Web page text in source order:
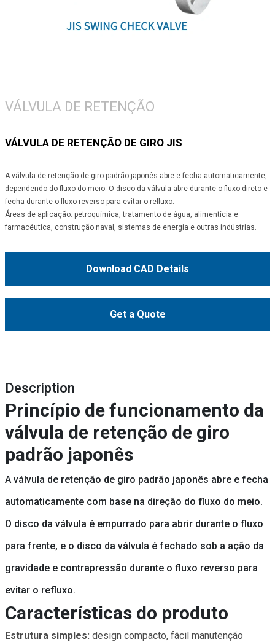
VÁLVULA DE RETENÇÃO
VÁLVULA DE RETENÇÃO DE GIRO JIS
A válvula de retenção de giro padrão japonês abre e fecha automaticamente,
dependendo do fluxo do meio. O disco da válvula abre durante o fluxo direto e
fecha durante o fluxo reverso para evitar o refluxo.
Áreas de aplicação: petroquímica, tratamento de água, alimentícia e
farmacêutica, construção naval, sistemas de energia e outras indústrias.
Download CAD Details
Get a Quote
Description
Princípio de funcionamento da
válvula de retenção de giro
padrão japonês
A válvula de retenção de giro padrão japonês abre e fecha
automaticamente com base na direção do fluxo do meio.
O disco da válvula é empurrado para abrir durante o fluxo
para frente, e o disco da válvula é fechado sob a ação da
gravidade e contrapressão durante o fluxo reverso para
evitar o refluxo.
Características do produto
Estrutura simples: design compacto, fácil manutenção